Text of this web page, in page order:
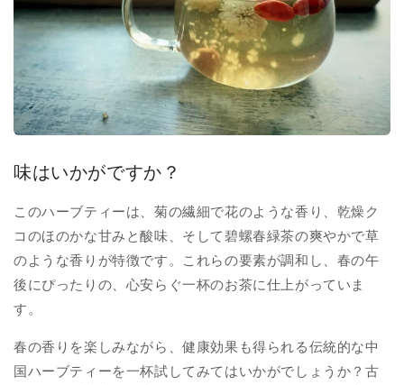
味はいかがですか？
このハーブティーは、菊の繊細で花のような香り、乾燥ク
コのほのかな甘みと酸味、そして碧螺春緑茶の爽やかで草
のような香りが特徴です。これらの要素が調和し、春の午
後にぴったりの、心安らぐ一杯のお茶に仕上がっていま
す。
春の香りを楽しみながら、健康効果も得られる伝統的な中
国ハーブティーを一杯試してみてはいかがでしょうか？古